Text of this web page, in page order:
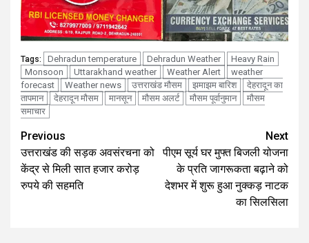
Tags: Dehradun temperature Dehradun Weather
Heavy Rain
Monsoon
Uttarakhand weather Weather Alert
weather
forecast
Weather news उत्तराखंड मौसम झमाझम बारिश
देहरादून का
तापमान
देहरादून मौसम मानसून मौसम अलर्ट मौसम पूर्वानुमान
मौसम
समाचार
Continue
Reading
Previous
उत्तराखंड की सड़क अवसंरचना को
केंद्र से मिली सात हजार करोड़
रुपये की सहमति
Next
पीएम सूर्य घर मुफ्त बिजली योजना
के प्रति जागरूकता बढ़ाने को
देशभर में शुरू हुआ नुक्कड़ नाटक
का सिलसिला